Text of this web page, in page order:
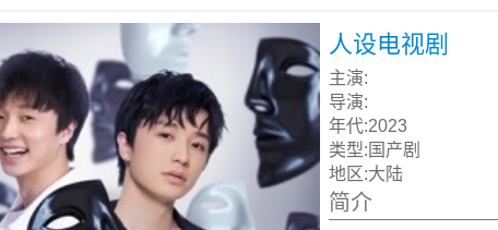
人设电视剧
主演:
导演:
年代:2023
类型: 国产剧
地区:大陆
简介